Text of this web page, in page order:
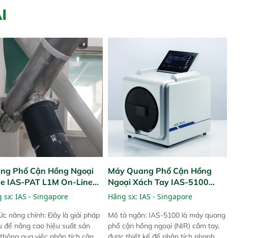
Phổ Cận Hồng Ngoại
IAS-PAT L1M On-Line
sx: IAS - Singapore
năng chính: Đây là giải pháp
để nâng cao hiệu suất sản
Máy Quang Phổ Cận Hồng
Ngoại Xách Tay IAS-5100
Portable NIR Analyzer
Hãng sx: IAS - Singapore
Mô tả ngắn: IAS-5100 là máy quang
phổ cận hồng ngoại (NIR) cầm tay,